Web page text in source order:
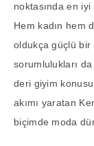
noktasında en
Hem kadın hem
oldukça güçlü bir
sorumlulukları
deri giyim
akımı yaratan
biçimde moda